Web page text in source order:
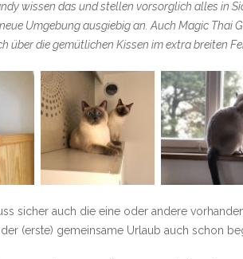
wissen das und stellen vorsorglich alles in
Umgebung ausgiebig an. Auch Magic Thai
über die gemütlichen Kissen im extra breiten
sicher auch die eine oder andere
(erste) gemeinsame Urlaub auch schon